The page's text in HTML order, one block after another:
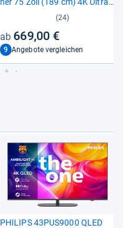
(24)
669,00 €
9 Angebote vergleichen
PHI­LIPS 43PUS9000 QLED